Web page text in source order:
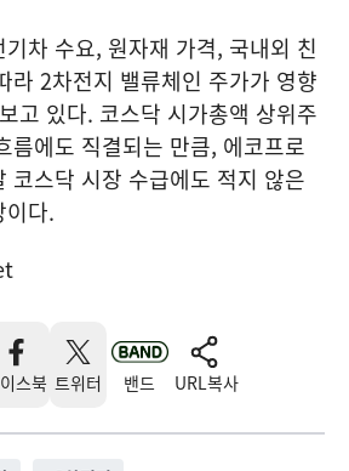
차 수요, 원자재 가격, 국내외 친
라 2차전지 밸류체인 주가가 영향
고 있다. 코스닥 시가총액 상위주
름에도 직결되는 만큼, 에코프로
코스닥 시장 수급에도 적지 않은
이다.
스북 트위터 밴드 URL복사